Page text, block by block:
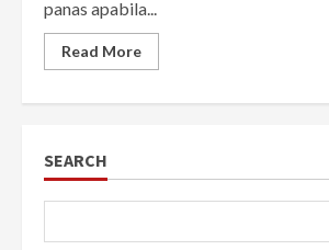
panas apabila...
Read More
SEARCH